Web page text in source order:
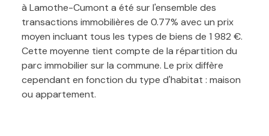
à Lamothe-Cumont a été sur l'ensemble des
transactions immobilières de 0.77% avec un prix
moyen incluant tous les types de biens de 1 982 €.
Cette moyenne tient compte de la répartition du
parc immobilier sur la commune. Le prix diffère
cependant en fonction du type d'habitat : maison
ou appartement.